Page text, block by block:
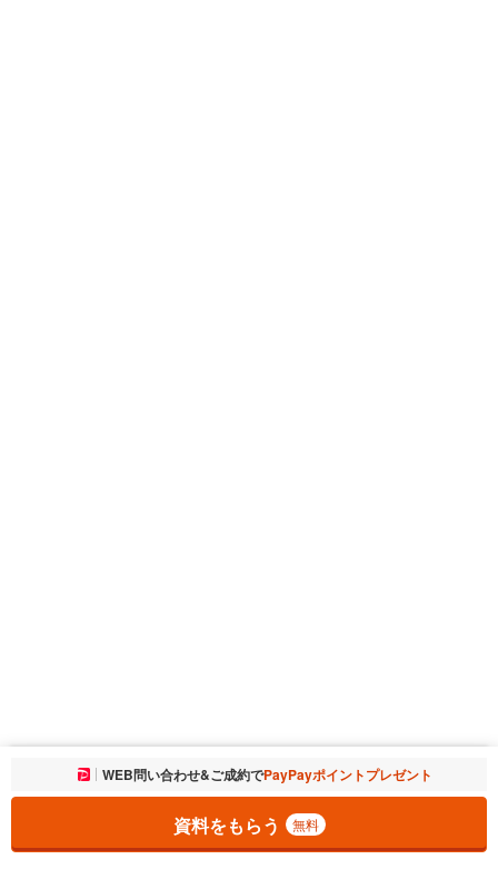
お気に入りに追加しました。 一覧を開く
WEB問い合わせ&ご成約でPayPayポイントプレゼント
資料をもらう 無料